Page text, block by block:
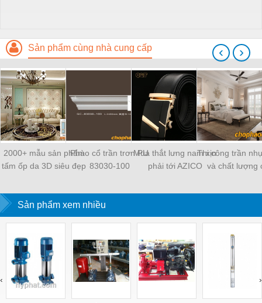
Sản phẩm cùng nhà cung cấp
2000+ mẫu sản phẩm
tấm ốp da 3D siêu đẹp
Phào cổ trần trơn PU
83030-100
Mua thắt lưng nam xịn
phải tới AZICO
Thi công trần
và chất lượng
‹ ›
Sản phẩm xem nhiều
‹ ›